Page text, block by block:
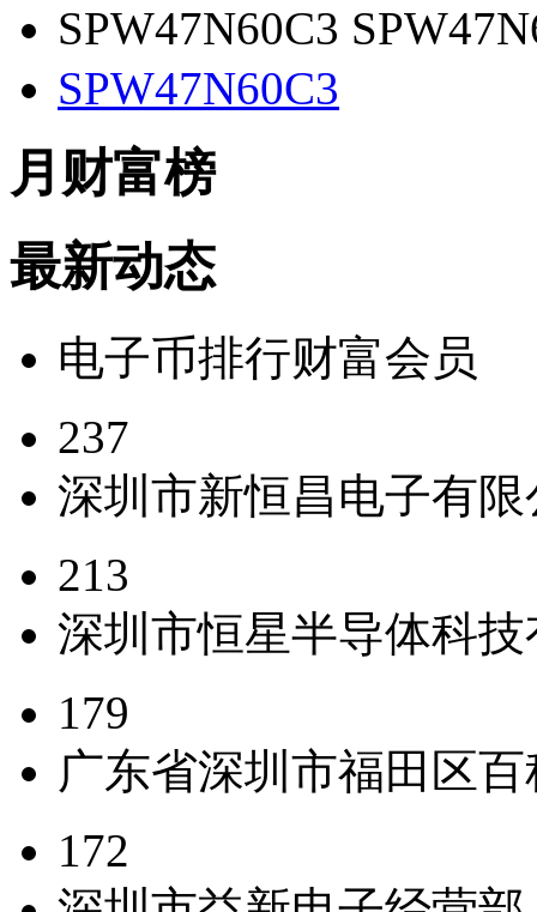
SPW47N60C3
SPW47N60C3
月财富榜
最新动态
电子币排行财富会员
237
深圳市新恒昌电子有限
213
深圳市恒星半导体科
179
广东省深圳市福田区
172